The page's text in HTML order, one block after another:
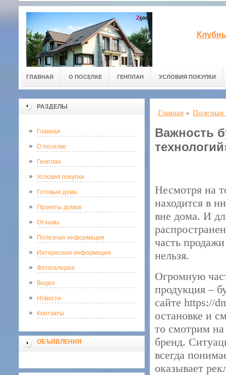
ГЛАВНАЯ О ПОСЕЛКЕ ГЕНПЛАН УСЛОВИЯ ПОКУПКИ
РАЗДЕЛЫ
Главная
О поселке
Генплан
Условия покупки
Готовые дома
Проекты домов
Отзывы
Полезная информация
Интересная информация
Фотогалерея
Видео
Новости
Контакты
ОБЪЯВЛЕНИЯ
Главная »
Важность
Несмотря на
находится в
вне дома. И
часть
нельзя.
Огромную
продукция –
сайте https://
остановке и
то смотрим
бренд.
всегда
оказывает